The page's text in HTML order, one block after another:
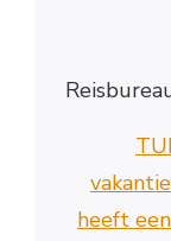
heeft